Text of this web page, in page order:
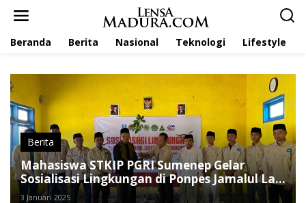
Beranda Berita Nasional Teknologi Lifestyle
Berita
Mahasiswa STKIP PGRI Sumenep Gelar
Sosialisasi Lingkungan di Ponpes Jamalul Lail
Gadu Timur
3 Januari 2025